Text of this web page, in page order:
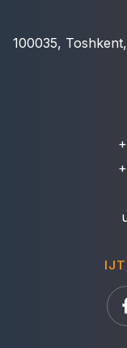
100035,